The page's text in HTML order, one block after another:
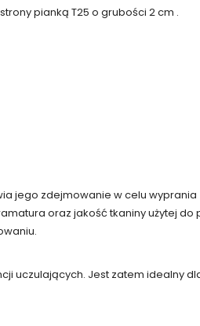
pianką T25 o grubości 2 cm .
jego zdejmowanie w celu
oraz jakość tkaniny użytej
uczulających. Jest zatem idealny